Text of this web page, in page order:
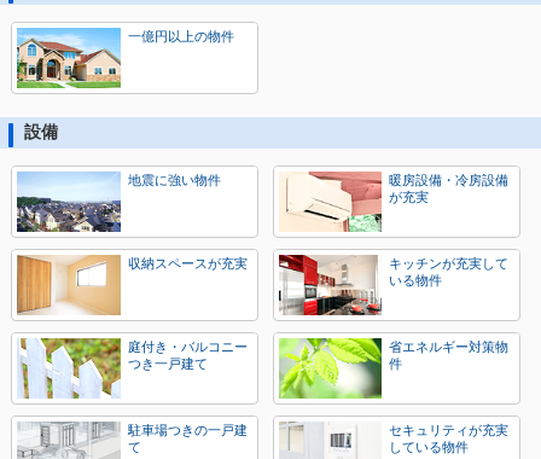
一億円以上の物件
設備
地震に強い物件
暖房設備・冷房設備
が充実
収納スペースが充実
キッチンが充実して
いる物件
庭付き・バルコニー
つき一戸建て
省エネルギー対策物
件
駐車場つきの一戸建
て
セキュリティが充実
している物件